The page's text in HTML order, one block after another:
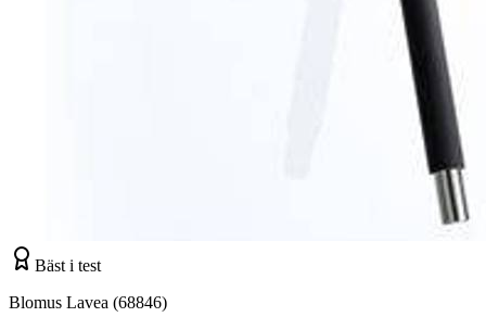
Bäst i test
Blomus Lavea (68846)